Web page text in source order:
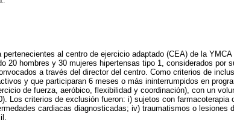
al centro de ejercicio adaptado (CEA) de la
20 hombres y 30 mujeres hipertensas tipo 1, considerados por
a través del director del centro. Como criterios de
y que participaran 6 meses o más ininterrumpidos en
de fuerza, aeróbico, flexibilidad y coordinación), con un
Los criterios de exclusión fueron: i) sujetos con farmacoterapia
cardiacas diagnosticadas; iv) traumatismos o lesiones